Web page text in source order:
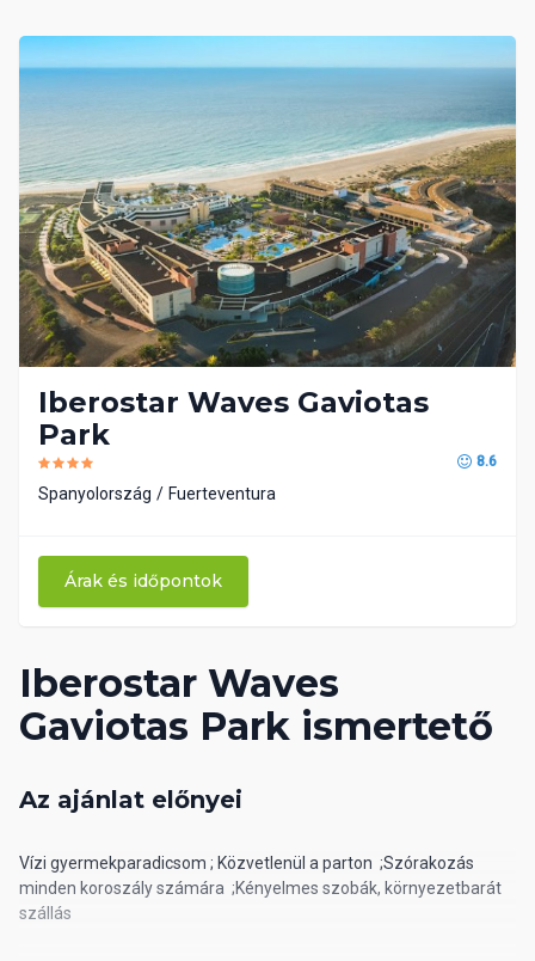
Iberostar Waves
Gaviotas Park ismertető
Az ajánlat előnyei
Vízi gyermekparadicsom ; Közvetlenül a parton ;Szórakozás
minden koroszály számára ;Kényelmes szobák, környezetbarát
szállás
Iberostar Waves Gaviotas
Park
8.6
Spanyolország Fuerteventura
Árak és időpontok